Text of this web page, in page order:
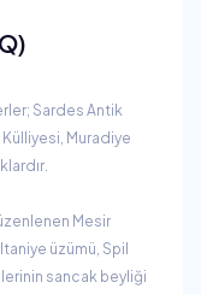
Sardes Antik
Külliyesi, Muradiye
Mesir
üzümü, Spil
sancak beyliği